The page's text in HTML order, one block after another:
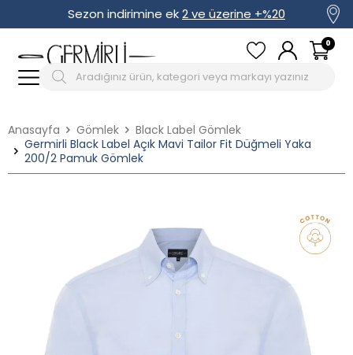
Sezon indirimine ek2 ve üzerine +%20
0
Anasayfa Gömlek
Black Label Gömlek
Germirli Black Label Açık Mavi Tailor Fit Düğmeli Yaka
200/2 Pamuk Gömlek